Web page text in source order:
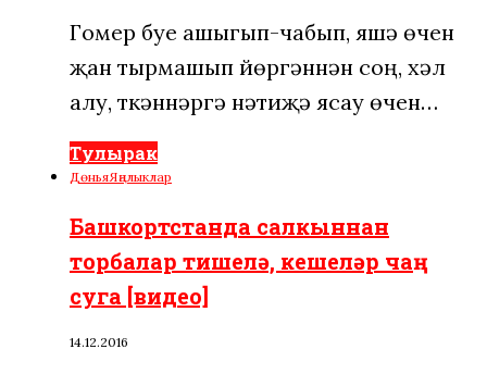
Гомер буе ашыгып-чабып, яшәү өчен
җан тырмашып йөргәннән соң, хәл
алу, үткәннәргә нәтиҗә ясау өчен…
Тулырак
ДөньяЯңалыклар
Башкортстанда салкыннан
торбалар тишелә, кешеләр чаң
суга [видео]
14.12.2016